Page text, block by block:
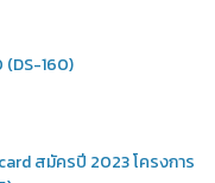
(DS-160)
สมัครปี 2023 โครงการ